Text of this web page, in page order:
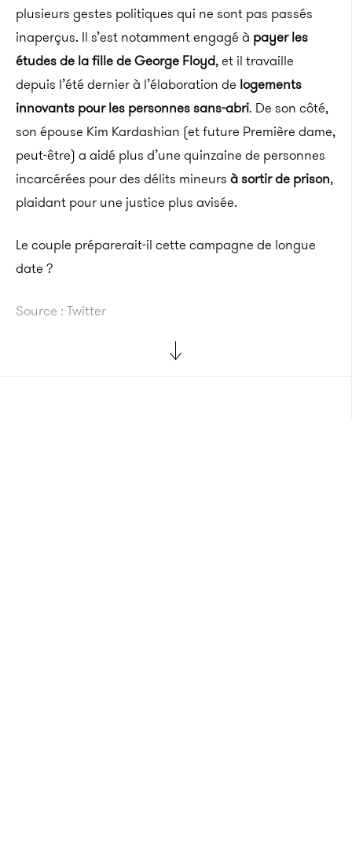
plusieurs gestes politiques qui ne sont pas passés
inaperçus. Il s’est notamment engagé à payer les
études de la fille de George Floyd, et il travaille
depuis l’été dernier à l’élaboration de logements
innovants pour les personnes sans-abri. De son côté,
son épouse Kim Kardashian (et future Première dame,
peut-être) a aidé plus d’une quinzaine de personnes
incarcérées pour des délits mineurs à sortir de prison,
plaidant pour une justice plus avisée.
Le couple préparerait-il cette campagne de longue
date ?
Source : Twitter